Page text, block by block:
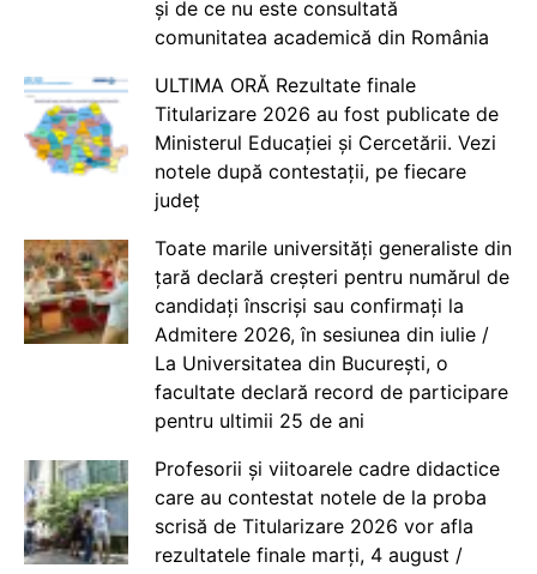
și de ce nu este consultată
comunitatea academică din România
ULTIMA ORĂ Rezultate finale
Titularizare 2026 au fost publicate de
Ministerul Educației și Cercetării. Vezi
notele după contestații, pe fiecare
județ
Toate marile universități generaliste din
țară declară creșteri pentru numărul de
candidați înscriși sau confirmați la
Admitere 2026, în sesiunea din iulie /
La Universitatea din București, o
facultate declară record de participare
pentru ultimii 25 de ani
Profesorii și viitoarele cadre didactice
care au contestat notele de la proba
scrisă de Titularizare 2026 vor afla
rezultatele finale marți, 4 august /